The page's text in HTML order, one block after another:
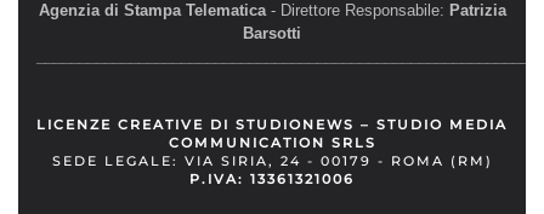
Agenzia di Stampa Telematica- Direttore Responsabile: Patrizia
Barsotti
LICENZE CREATIVE DI STUDIONEWS – STUDIO MEDIA
COMMUNICATION SRLS
SEDE LEGALE: VIA SIRIA, 24 - 00179 - ROMA (RM)
P.IVA: 13361321006